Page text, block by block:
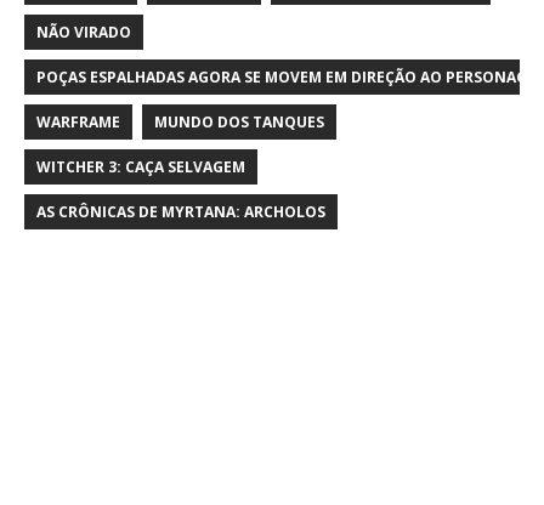
NÃO VIRADO
POÇAS ESPALHADAS AGORA SE MOVEM EM DIREÇÃO AO
WARFRAME MUNDO DOS TANQUES
WITCHER 3: CAÇA SELVAGEM
AS CRÔNICAS DE MYRTANA: ARCHOLOS